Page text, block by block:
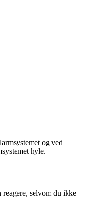
og ved
hyle.
reagere, selvom du ikke